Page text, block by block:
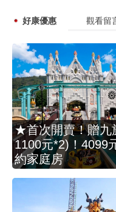
好康優惠 觀看留
★首次開賣！贈九
1100元*2)！4099
約家庭房